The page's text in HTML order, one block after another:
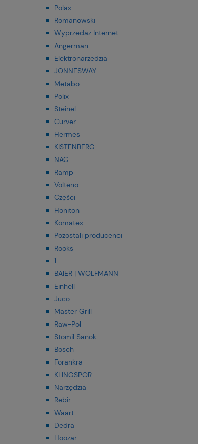
Polax
Romanowski
Wyprzedaż Internet
Angerman
Elektronarzedzia
JONNESWAY
Metabo
Polix
Steinel
Curver
Hermes
KISTENBERG
NAC
Ramp
Volteno
Części
Honiton
Komatex
Pozostali producenci
Rooks
1
BAIER | WOLFMANN
Einhell
Juco
Master Grill
Raw-Pol
Stomil Sanok
Bosch
Forankra
KLINGSPOR
Narzędzia
Rebir
Waart
Dedra
Hoozar